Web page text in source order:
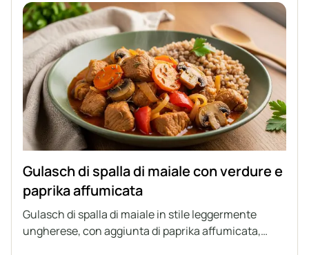
Gulasch di spalla di maiale con verdure e
paprika affumicata
Gulasch di spalla di maiale in stile leggermente
ungherese, con aggiunta di paprika affumicata,